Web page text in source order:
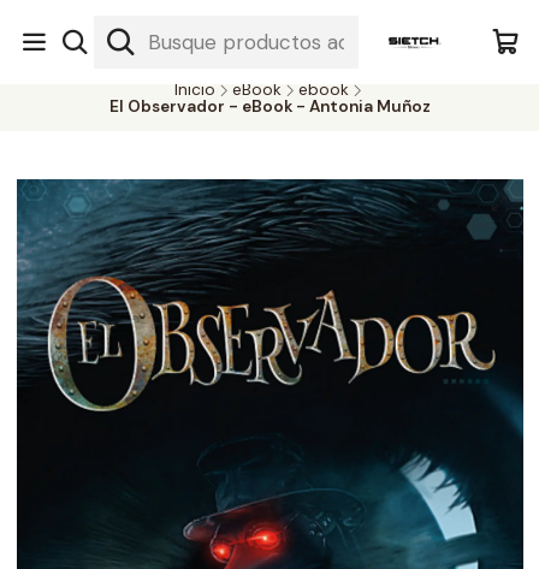
Nuestra librería - Serrano 317 local 3 - Limache.
#SomospartedelSietch
Inicio eBook
ebook
El Observador - eBook - Antonia Muñoz